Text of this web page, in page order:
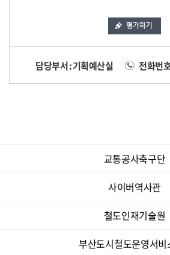
담당부서 : 기획예산실 전화번
교통공사축구단
사이버역사관
철도인재기술원
부산도시철도운영서비